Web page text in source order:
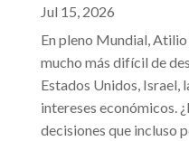
Jul 15, 2026
En pleno Mundial,
mucho más difícil de
Estados Unidos, Israel,
intereses económicos.
decisiones que incluso